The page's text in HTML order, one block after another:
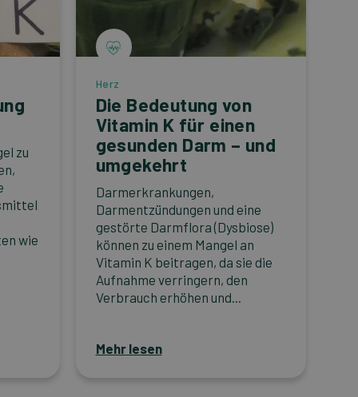
zu
wie
Herz
Die Bedeutung von
Vitamin K für einen
gesunden Darm – und
umgekehrt
Darmerkrankungen,
Darmentzündungen und eine
gestörte Darmflora (Dysbiose)
können zu einem Mangel an
Vitamin K beitragen, da sie die
Aufnahme verringern, den
Verbrauch erhöhen und...
Mehr lesen